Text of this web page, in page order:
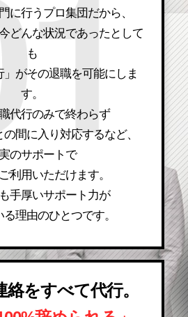
に行うプロ集団だから、
どんな状況であったとして
も
」がその退職を可能にしま
す。
代行のみで終わらず
間に入り対応するなど、
のサポートで
利用いただけます。
手厚いサポート力が
理由のひとつです。
をすべて代行。